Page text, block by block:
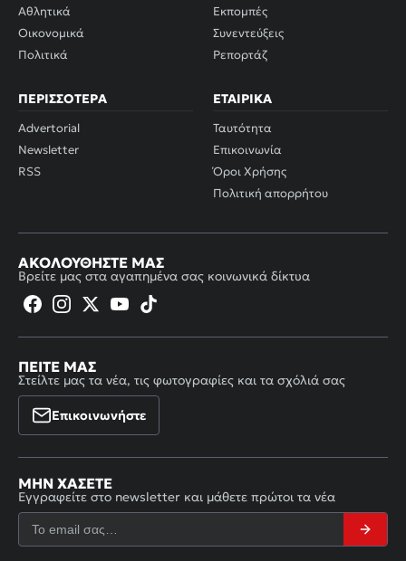
Αθλητικά
Οικονομικά
Πολιτικά
Εκπομπές
Συνεντεύξεις
Ρεπορτάζ
ΠΕΡΙΣΣΌΤΕΡΑ
Advertorial
Newsletter
RSS
ΕΤΑΙΡΙΚΆ
Ταυτότητα
Επικοινωνία
Όροι Χρήσης
Πολιτική απορρήτου
ΑΚΟΛΟΥΘΉΣΤΕ ΜΑΣ
Βρείτε μας στα αγαπημένα σας κοινωνικά δίκτυα
ΠΕΊΤΕ ΜΑΣ
Στείλτε μας τα νέα, τις φωτογραφίες και τα σχόλιά σας
Επικοινωνήστε
ΜΗΝ ΧΆΣΕΤΕ
Εγγραφείτε στο newsletter και μάθετε πρώτοι τα νέα